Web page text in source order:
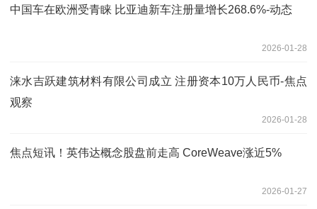
中国车在欧洲受青睐 比亚迪新车注册量增长268.6%-动态
2026-01-28
涞水吉跃建筑材料有限公司成立 注册资本10万人民币-焦点
观察
2026-01-28
焦点短讯！英伟达概念股盘前走高 CoreWeave涨近5%
2026-01-27